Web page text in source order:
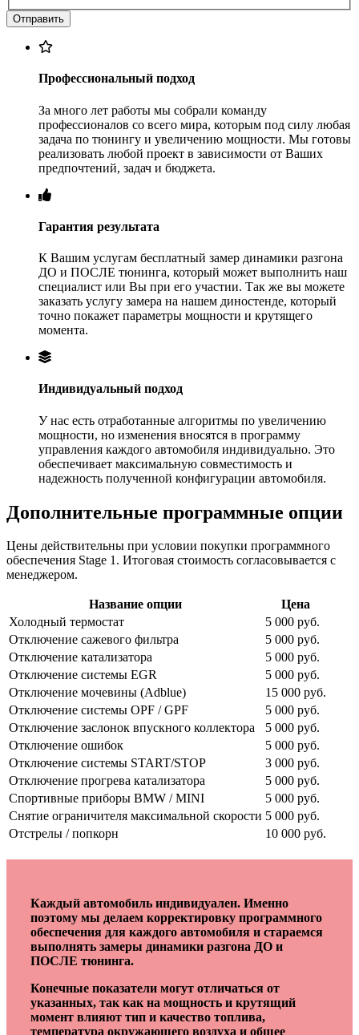
Профессиональный подход
За много лет работы мы собрали команду
профессионалов со всего мира, которым под силу любая
задача по тюнингу и увеличению мощности. Мы готовы
реализовать любой проект в зависимости от Ваших
предпочтений, задач и бюджета.
Гарантия результата
К Вашим услугам бесплатный замер динамики разгона
ДО и ПОСЛЕ тюнинга, который может выполнить наш
специалист или Вы при его участии. Так же вы можете
заказать услугу замера на нашем диностенде, который
точно покажет параметры мощности и крутящего
момента.
Индивидуальный подход
У нас есть отработанные алгоритмы по увеличению
мощности, но изменения вносятся в программу
управления каждого автомобиля индивидуально. Это
обеспечивает максимальную совместимость и
надежность полученной конфигурации автомобиля.
Дополнительные программные опции
Цены действительны при условии покупки программного
обеспечения Stage 1. Итоговая стоимость согласовывается с
менеджером.
Название опции
Цена
Холодный термостат
5 000 руб.
Отключение сажевого фильтра
5 000 руб.
Отключение катализатора
5 000 руб.
Отключение системы EGR
5 000 руб.
Отключение мочевины (Adblue)
15 000 руб.
Отключение системы OPF / GPF
5 000 руб.
Отключение заслонок впускного коллектора
5 000 руб.
Отключение ошибок
5 000 руб.
Отключение системы START/STOP
3 000 руб.
Отключение прогрева катализатора
5 000 руб.
Спортивные приборы BMW / MINI
5 000 руб.
Снятие ограничителя максимальной скорости 5 000 руб.
Отстрелы / попкорн
10 000 руб.
Каждый автомобиль индивидуален. Именно
поэтому мы делаем корректировку программного
обеспечения для каждого автомобиля и стараемся
выполнять замеры динамики разгона ДО и
ПОСЛЕ тюнинга.
Конечные показатели могут отличаться от
указанных, так как на мощность и крутящий
момент влияют тип и качество топлива,
температура окружающего воздуха и общее